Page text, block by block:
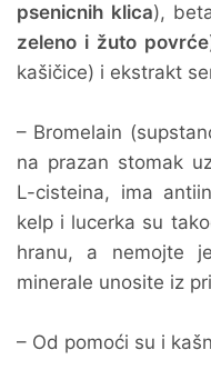
psenicnih klica),
zeleno i žuto povrće
kašičice) i ekstrakt
– Bromelain
na prazan stomak
L-cisteina, ima
kelp i lucerka su
hranu, a nemojte
minerale unosite iz
– Od pomoći su i